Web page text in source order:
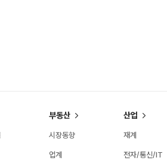
부동산
시장동향
업계
산업
재계
전자/통신/IT